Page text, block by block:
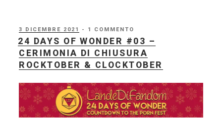
PUBBLICATO
IL
3 DICEMBRE 2021 - 1 COMMENTO
24 DAYS OF WONDER #03 –
CERIMONIA DI CHIUSURA
ROCKTOBER & CLOCKTOBER